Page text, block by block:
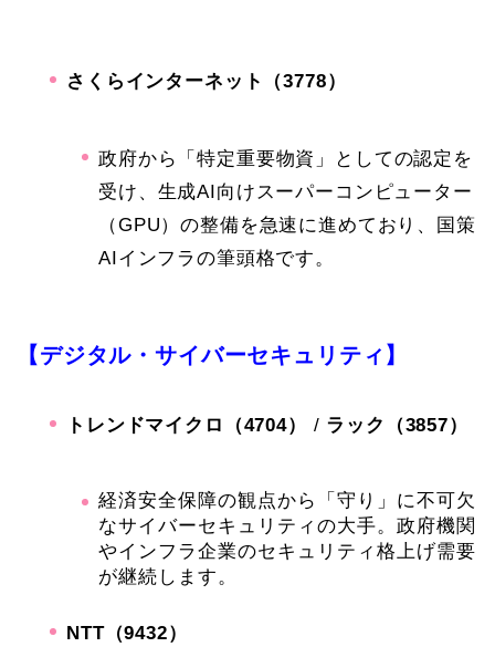
さくらインターネット（3778）
政府から「特定重要物資」としての認定を
受け、生成AI向けスーパーコンピューター
（GPU）の整備を急速に進めており、国策
AIインフラの筆頭格です。
【 デジタル・サイバーセキュリティ】
トレンドマイクロ（4704） / ラック（3857）
経済安全保障の観点から「守り」に不可欠
なサイバーセキュリティの大手。政府機関
やインフラ企業のセキュリティ格上げ需要
が継続します。
NTT（9432）